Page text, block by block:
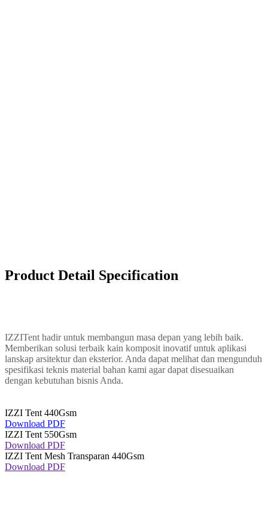
Product Detail Specification
IZZITent hadir untuk membangun masa depan yang lebih baik.
Memberikan solusi terbaik kain komposit inovatif untuk aplikasi
lanskap arsitektur dan eksterior. Anda dapat melihat dan mengunduh
spesifikasi teknis material bahan kami agar dapat disesuaikan
dengan kebutuhan bisnis Anda.
IZZI Tent 440Gsm
Download PDF
IZZI Tent 550Gsm
Download PDF
IZZI Tent Mesh Transparan 440Gsm
Download PDF